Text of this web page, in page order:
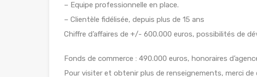
– Equipe professionnelle en place.
– Clientèle fidélisée, depuis plus de 15 ans
Chiffre d’affaires de +/- 600.000 euros, possibilités de
Fonds de commerce : 490.000 euros, honoraires
Pour visiter et obtenir plus de renseignements, merci